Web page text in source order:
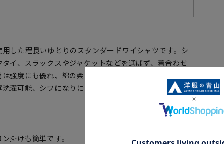
した程良いゆとりのスタンダードワイシャツです。シ
イ、スラックスやジャケットなどを選ばず、着合わせ
強度にも優れ、綿の柔らかい風合いを持ち合わせた1枚
濯可能、シワになりにくくアイロン掛けも簡単です。
掛けも簡単です。